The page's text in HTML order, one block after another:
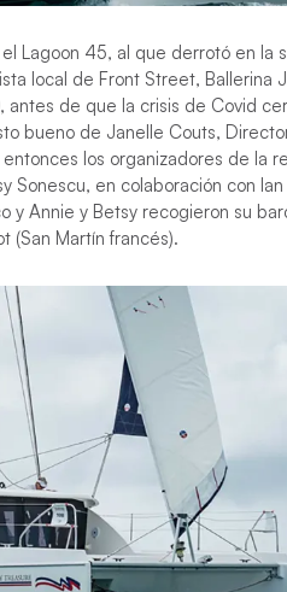
Lagoon 45, al que derrotó en la
local de Front Street, Ballerina
de que la crisis de Covid
bueno de Janelle Couts,
los organizadores de la
en colaboración con
y Annie y Betsy recogieron su
(San Martín francés).